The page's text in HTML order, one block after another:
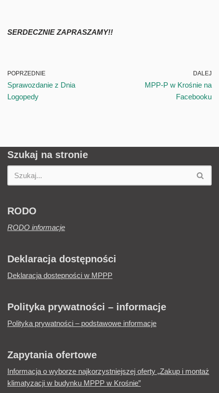
SERDECZNIE ZAPRASZAMY!!
POPRZEDNIE
Sprawozdanie z Dnia
Logopedy
DALEJ
MPP-P w Krośnie na
Facebooku
Szukaj na stronie
RODO
RODO informacje
Deklaracja dostępności
Deklaracja dostepności w MPPP
Polityka prywatności – informacje
Polityka prywatności – podstawowe informacje
Zapytania ofertowe
Informacja o wyborze najkorzystniejszej oferty „Zakup i montaż
klimatyzacji w budynku MPPP w Krośnie”